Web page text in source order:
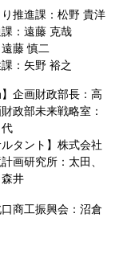
り推進課：松野 貴洋
：遠藤 克哉
藤 慎二
：矢野 裕之
】企画財政部長：高
政部未来戦略室：
ルタント】株式会社
画研究所：太田、
井
商工振興会：沼倉